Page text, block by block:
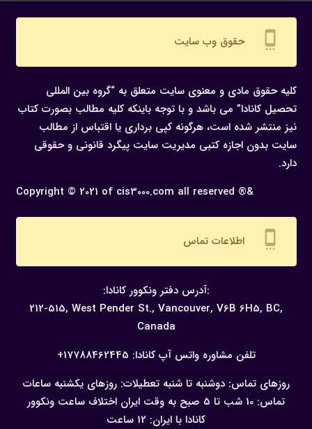
settings_cell حقوق وب سایت
کلیه حقوق مادی و معنوی سایت متعلق به “گروه بین المللی
تحصیل کانادا” می باشد و با توجه باینکه کلیه مطالب بصورت کتاب
نیز منتشر شده است، هرگونه كپی برداری یا اقتباس از مطالب
سایت بدون اجازه كتبی مدیریت سایت پیگرد قانونی و حقوقی
دارد.
Copyright © 2021 of cis3000.com all reserved ®&
settings_cell اطلاعات تماس
:آدرس دفتر ونکوور کانادا:
212-515, West Pender St., Vancouver, V6B 6H5, BC,
Canada
تلفن مشاوره واتس آپ کانادا: 17788462445+
روزهای تماس: دوشنبه تا شنبه تعطیلات: روزهای یکشنبه ساعات
تماس: 10 شب تا 5 صبح به وقت ایران
اختلاف ساعت ونکوور
کانادا با ایران: 12 ساعت